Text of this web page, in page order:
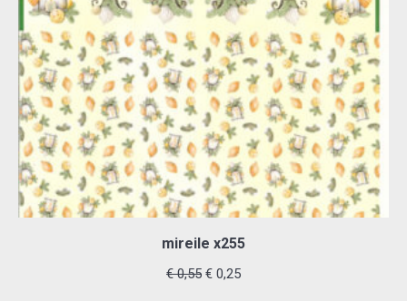
mireile x255
€0,55 Oorspronkelijke
€ 0,25Huidige